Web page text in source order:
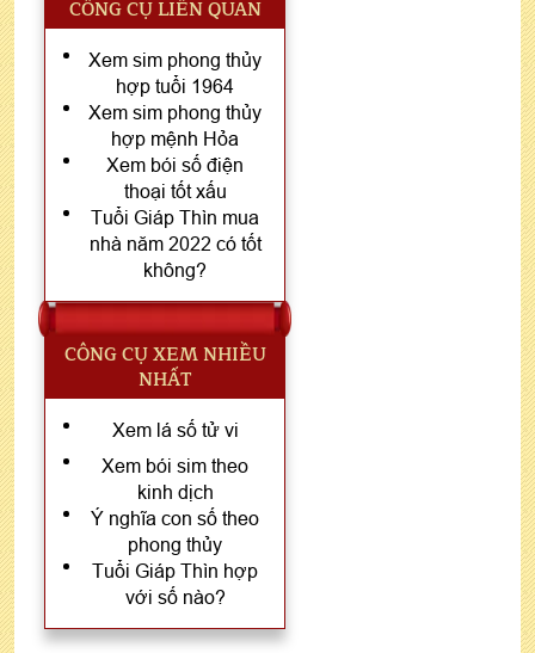
CÔNG CỤ LIÊN QUAN
Xem sim phong thủy
hợp tuổi 1964
Xem sim phong thủy
hợp mệnh Hỏa
Xem bói số điện
thoại tốt xấu
Tuổi Giáp Thìn mua
nhà năm 2022 có tốt
không?
CÔNG CỤ XEM NHIỀU
NHẤT
Xem lá số tử vi
Xem bói sim theo
kinh dịch
Ý nghĩa con số theo
phong thủy
Tuổi Giáp Thìn hợp
với số nào?